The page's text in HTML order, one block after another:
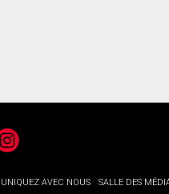
AVEC NOUS SALLE DES